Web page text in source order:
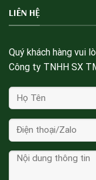
LIÊN HỆ
Quý khách hàng vui
Công ty TNHH SX